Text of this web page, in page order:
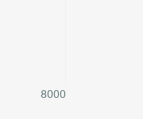
8000